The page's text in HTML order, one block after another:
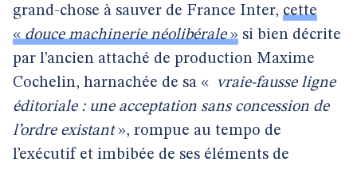
grand-chose à sauver de France Inter, cette
«douce machinerie néolibérale» si bien décrite
par l’ancien attaché de production Maxime
Cochelin, harnachée de sa « vraie-fausse ligne
éditoriale : une acceptation sans concession de
l’ordre existant», rompue au tempo de
l’exécutif et imbibée de ses éléments de